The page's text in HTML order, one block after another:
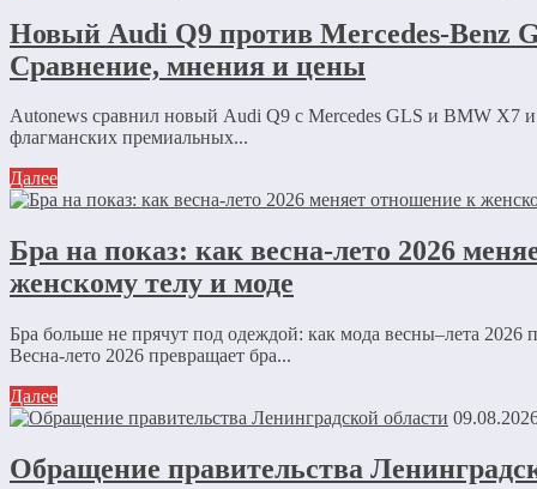
Новый Audi Q9 против Mercedes-Benz
Сравнение, мнения и цены
Autonews сравнил новый Audi Q9 с Mercedes GLS и BMW X7
флагманских премиальных...
Далее
Бра на показ: как весна-лето 2026
женскому телу и моде
Бра больше не прячут под одеждой: как мода весны–лета 2026
Весна-лето 2026 превращает бра...
Далее
Обращение правительства